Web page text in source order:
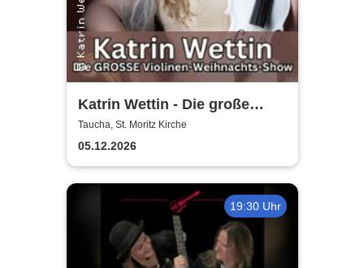
Katrin Wettin - Die große
Violinen-Weihnachts-Show
Taucha, St. Moritz Kirche
05.12.2026
19:30 Uhr